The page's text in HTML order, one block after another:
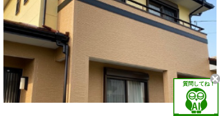
質問してね！